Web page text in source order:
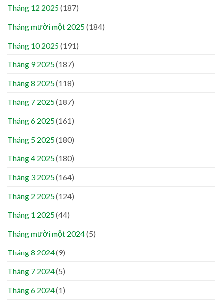
Tháng 12 2025(187)
Tháng mười một 2025(184)
Tháng 10 2025(191)
Tháng 9 2025(187)
Tháng 8 2025(118)
Tháng 7 2025(187)
Tháng 6 2025(161)
Tháng 5 2025(180)
Tháng 4 2025(180)
Tháng 3 2025(164)
Tháng 2 2025(124)
Tháng 1 2025(44)
Tháng mười một 2024(5)
Tháng 8 2024(9)
Tháng 7 2024(5)
Tháng 6 2024(1)